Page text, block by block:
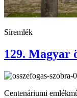
Síremlék
129. Magyar
Centenáriumi